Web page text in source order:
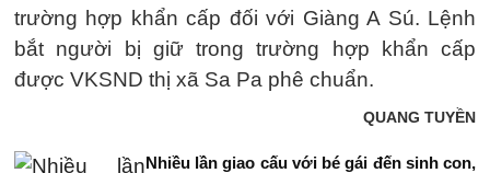
trường hợp khẩn cấp đối với Giàng A Sú. Lệnh
bắt người bị giữ trong trường hợp khẩn cấp
được VKSND thị xã Sa Pa phê chuẩn.
QUANG TUYỀN
Nhiều lần giao cấu với bé gái đến sinh con,